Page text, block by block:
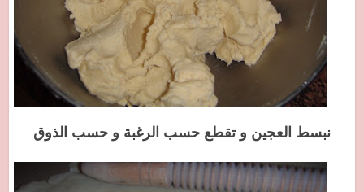
نبسط العجين و تقطع حسب الرغبة و حسب الذوق